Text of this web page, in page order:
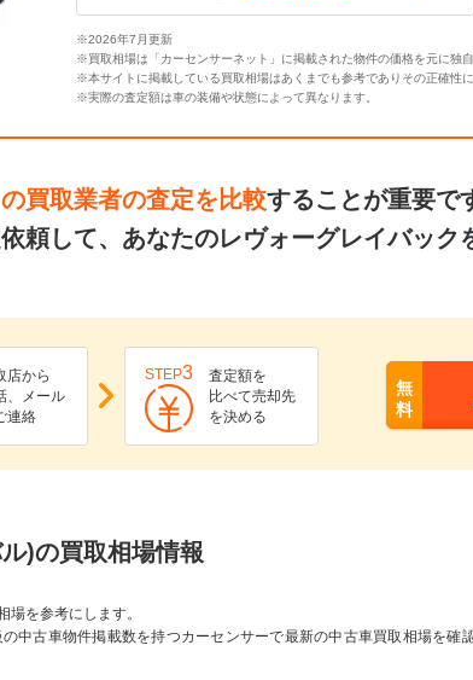
※2026年7月更新
※買取相場は「カーセンサーネット」に掲載された物件の価格を元に独
※本サイトに掲載している買取相場はあくまでも参考でありその正確性
※実際の査定額は車の装備や状態によって異なります。
買取業者の査定を比較することが重要で
頼して、あなたのレヴォーグレイバック
店から
、メール
連絡
STEP3
査定額を
比べて売却先
を決める
無
料
)の買取相場情報
を参考にします。
中古車物件掲載数を持つカーセンサーで最新の中古車買取相場を確